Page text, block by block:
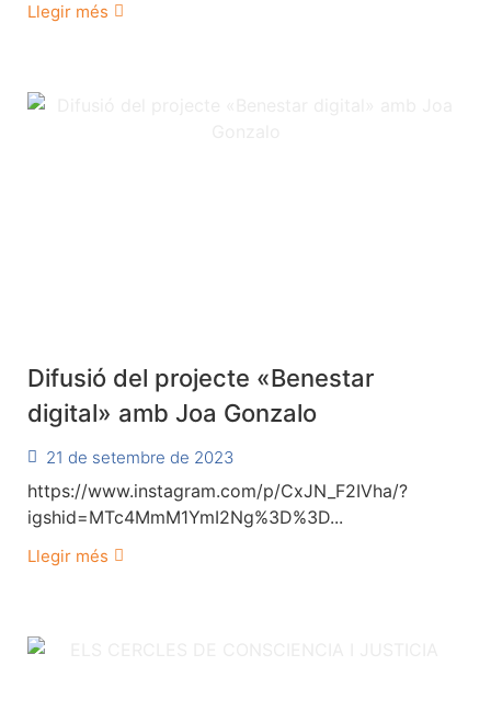
Llegir més
Difusió del projecte «Benestar
digital» amb Joa Gonzalo
21 de setembre de 2023
https://www.instagram.com/p/CxJN_F2IVha/?
igshid=MTc4MmM1YmI2Ng%3D%3D...
Llegir més